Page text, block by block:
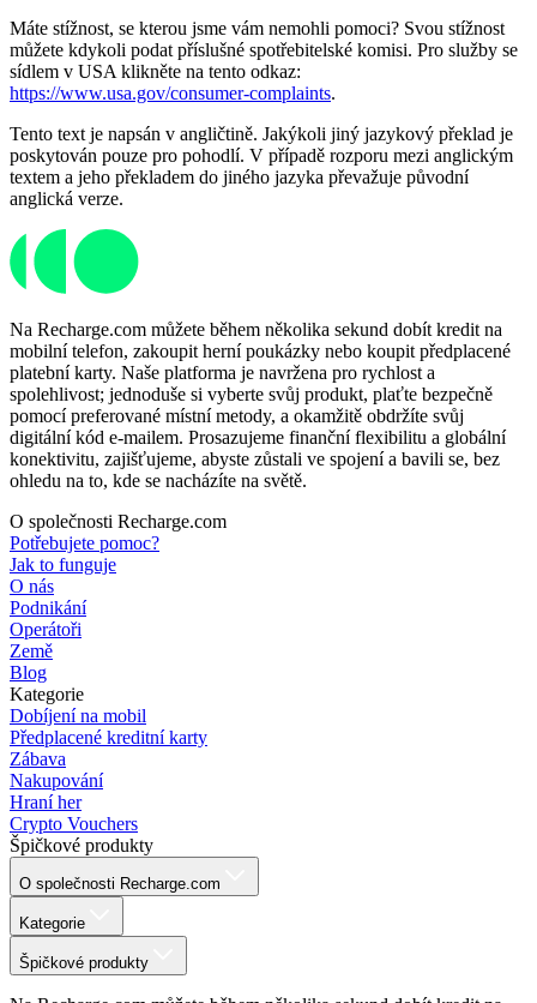
Máte stížnost, se kterou jsme vám nemohli pomoci? Svou stížnost
můžete kdykoli podat příslušné spotřebitelské komisi. Pro služby se
sídlem v USA klikněte na tento odkaz:
https://www.usa.gov/consumer-complaints.
Tento text je napsán v angličtině. Jakýkoli jiný jazykový překlad je
poskytován pouze pro pohodlí. V případě rozporu mezi anglickým
textem a jeho překladem do jiného jazyka převažuje původní
anglická verze.
Na Recharge.com můžete během několika sekund dobít kredit na
mobilní telefon, zakoupit herní poukázky nebo koupit předplacené
platební karty. Naše platforma je navržena pro rychlost a
spolehlivost; jednoduše si vyberte svůj produkt, plaťte bezpečně
pomocí preferované místní metody, a okamžitě obdržíte svůj
digitální kód e-mailem. Prosazujeme finanční flexibilitu a globální
konektivitu, zajišťujeme, abyste zůstali ve spojení a bavili se, bez
ohledu na to, kde se nacházíte na světě.
O společnosti Recharge.com
Potřebujete pomoc?
Jak to funguje
O nás
Podnikání
Operátoři
Země
Blog
Kategorie
Dobíjení na mobil
Předplacené kreditní karty
Zábava
Nakupování
Hraní her
Crypto Vouchers
Špičkové produkty
O společnosti Recharge.com
Kategorie
Špičkové produkty